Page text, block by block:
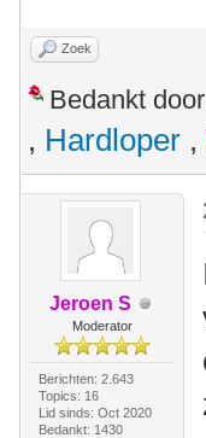
Zoek
Bedankt
, Hardloper ,
Jeroen S
Moderator
Berichten: 2.643
Topics: 16
Lid sinds: Oct 2020
Bedankt: 1430